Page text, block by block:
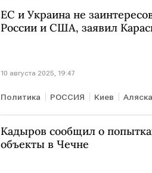
ЕС и Украина не
России и США, заявил
10 августа 2025, 19:47
Политика РОССИЯ Киев Аляска
Владимир Зеленский ЕС НАТО
Кадыров сообщил о
объекты в Чечне